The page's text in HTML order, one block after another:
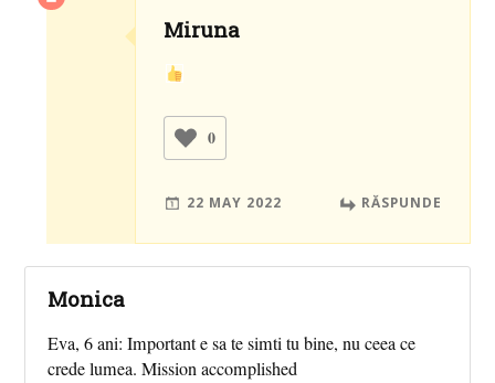
Miruna
0
22 MAY 2022 RĂSPUNDE
Monica
Eva, 6 ani: Important e sa te simti tu bine, nu ceea ce
crede lumea. Mission accomplished